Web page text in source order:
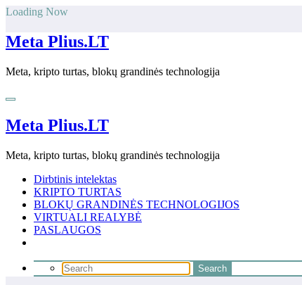
Skip
content
Loading Now
Meta Plius.LT
Meta, kripto turtas, blokų grandinės technologija
Meta Plius.LT
Meta, kripto turtas, blokų grandinės technologija
Dirbtinis intelektas
KRIPTO TURTAS
BLOKŲ GRANDINĖS TECHNOLOGIJOS
VIRTUALI REALYBĖ
PASLAUGOS